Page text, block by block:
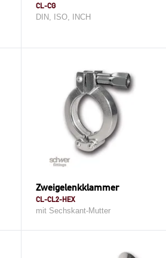
CL-CG
DIN, ISO, INCH
Zweigelenkklammer
CL-CL2-HEX
mit Sechskant-Mutter